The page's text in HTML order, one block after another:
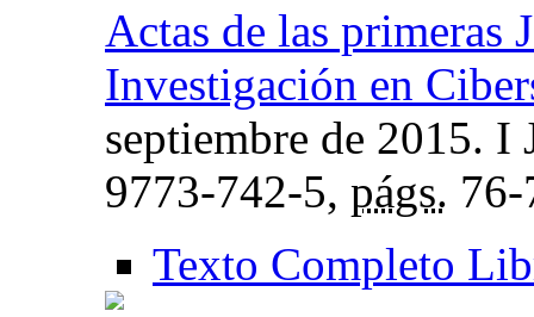
Actas de las primeras
Investigación en
septiembre de 2015. I
9773-742-5, págs.
Texto Completo